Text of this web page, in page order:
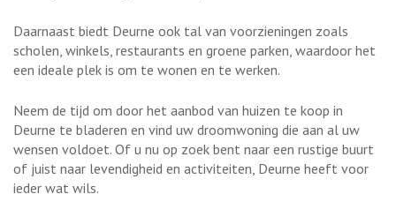
Daarnaast biedt Deurne ook tal van voorzieningen zoals
scholen, winkels, restaurants en groene parken, waardoor het
een ideale plek is om te wonen en te werken.
Neem de tijd om door het aanbod van huizen te koop in
Deurne te bladeren en vind uw droomwoning die aan al uw
wensen voldoet. Of u nu op zoek bent naar een rustige buurt
of juist naar levendigheid en activiteiten, Deurne heeft voor
ieder wat wils.